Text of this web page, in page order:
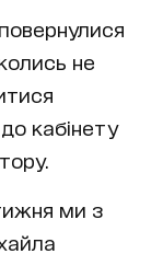
не
кабінету
ми з